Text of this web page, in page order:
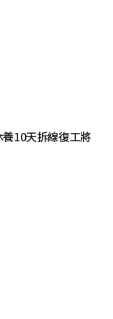
10天拆線復工將